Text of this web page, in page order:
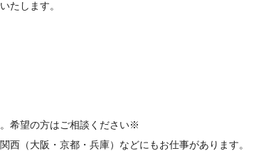
します。
希望の方はご相談ください※
西（大阪・京都・兵庫）などにもお仕事があります。